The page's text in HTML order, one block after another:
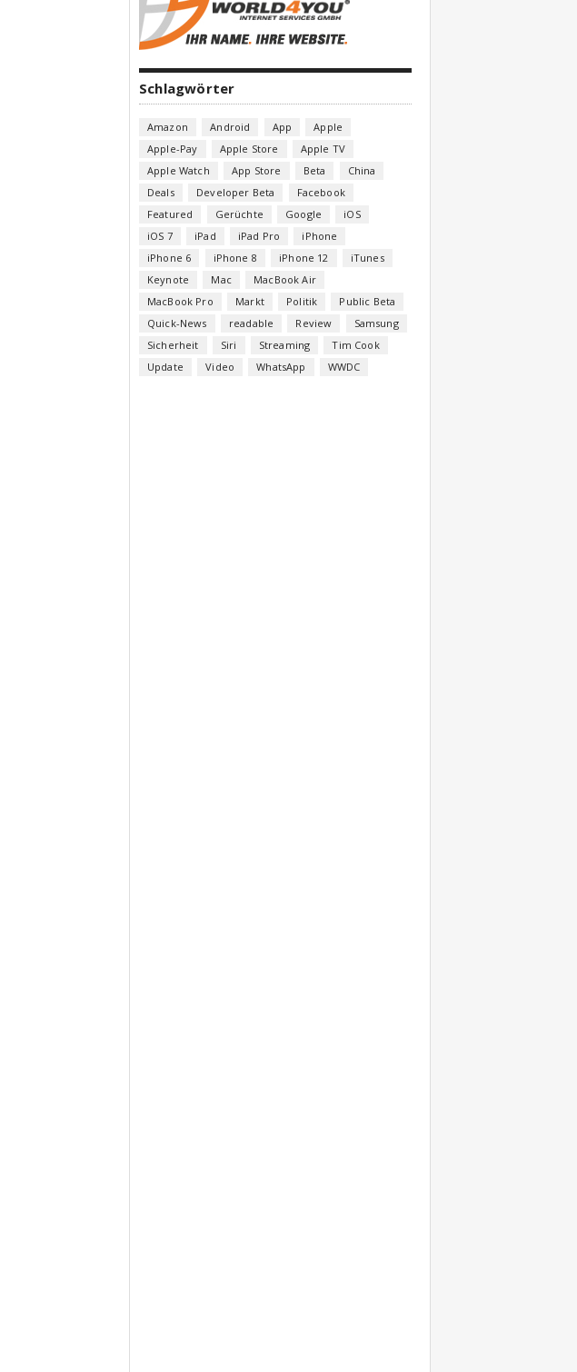
Schlagwörter
Amazon Android App
Apple
Apple-Pay
Apple Store
Apple TV
Apple Watch
App Store Beta
China
Deals
Developer Beta
Facebook
Featured
Gerüchte Google
iOS
iOS 7
iPad iPad Pro
iPhone
iPhone 6
iPhone 8 iPhone 12
iTunes
Keynote
Mac
MacBook Air
MacBook Pro
Markt Politik
Public Beta
Quick-News
readable Review
Samsung
Sicherheit
Siri Streaming
Tim Cook
Update
Video WhatsApp WWDC